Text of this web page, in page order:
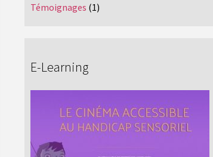
Témoignages (1)
E-Learning